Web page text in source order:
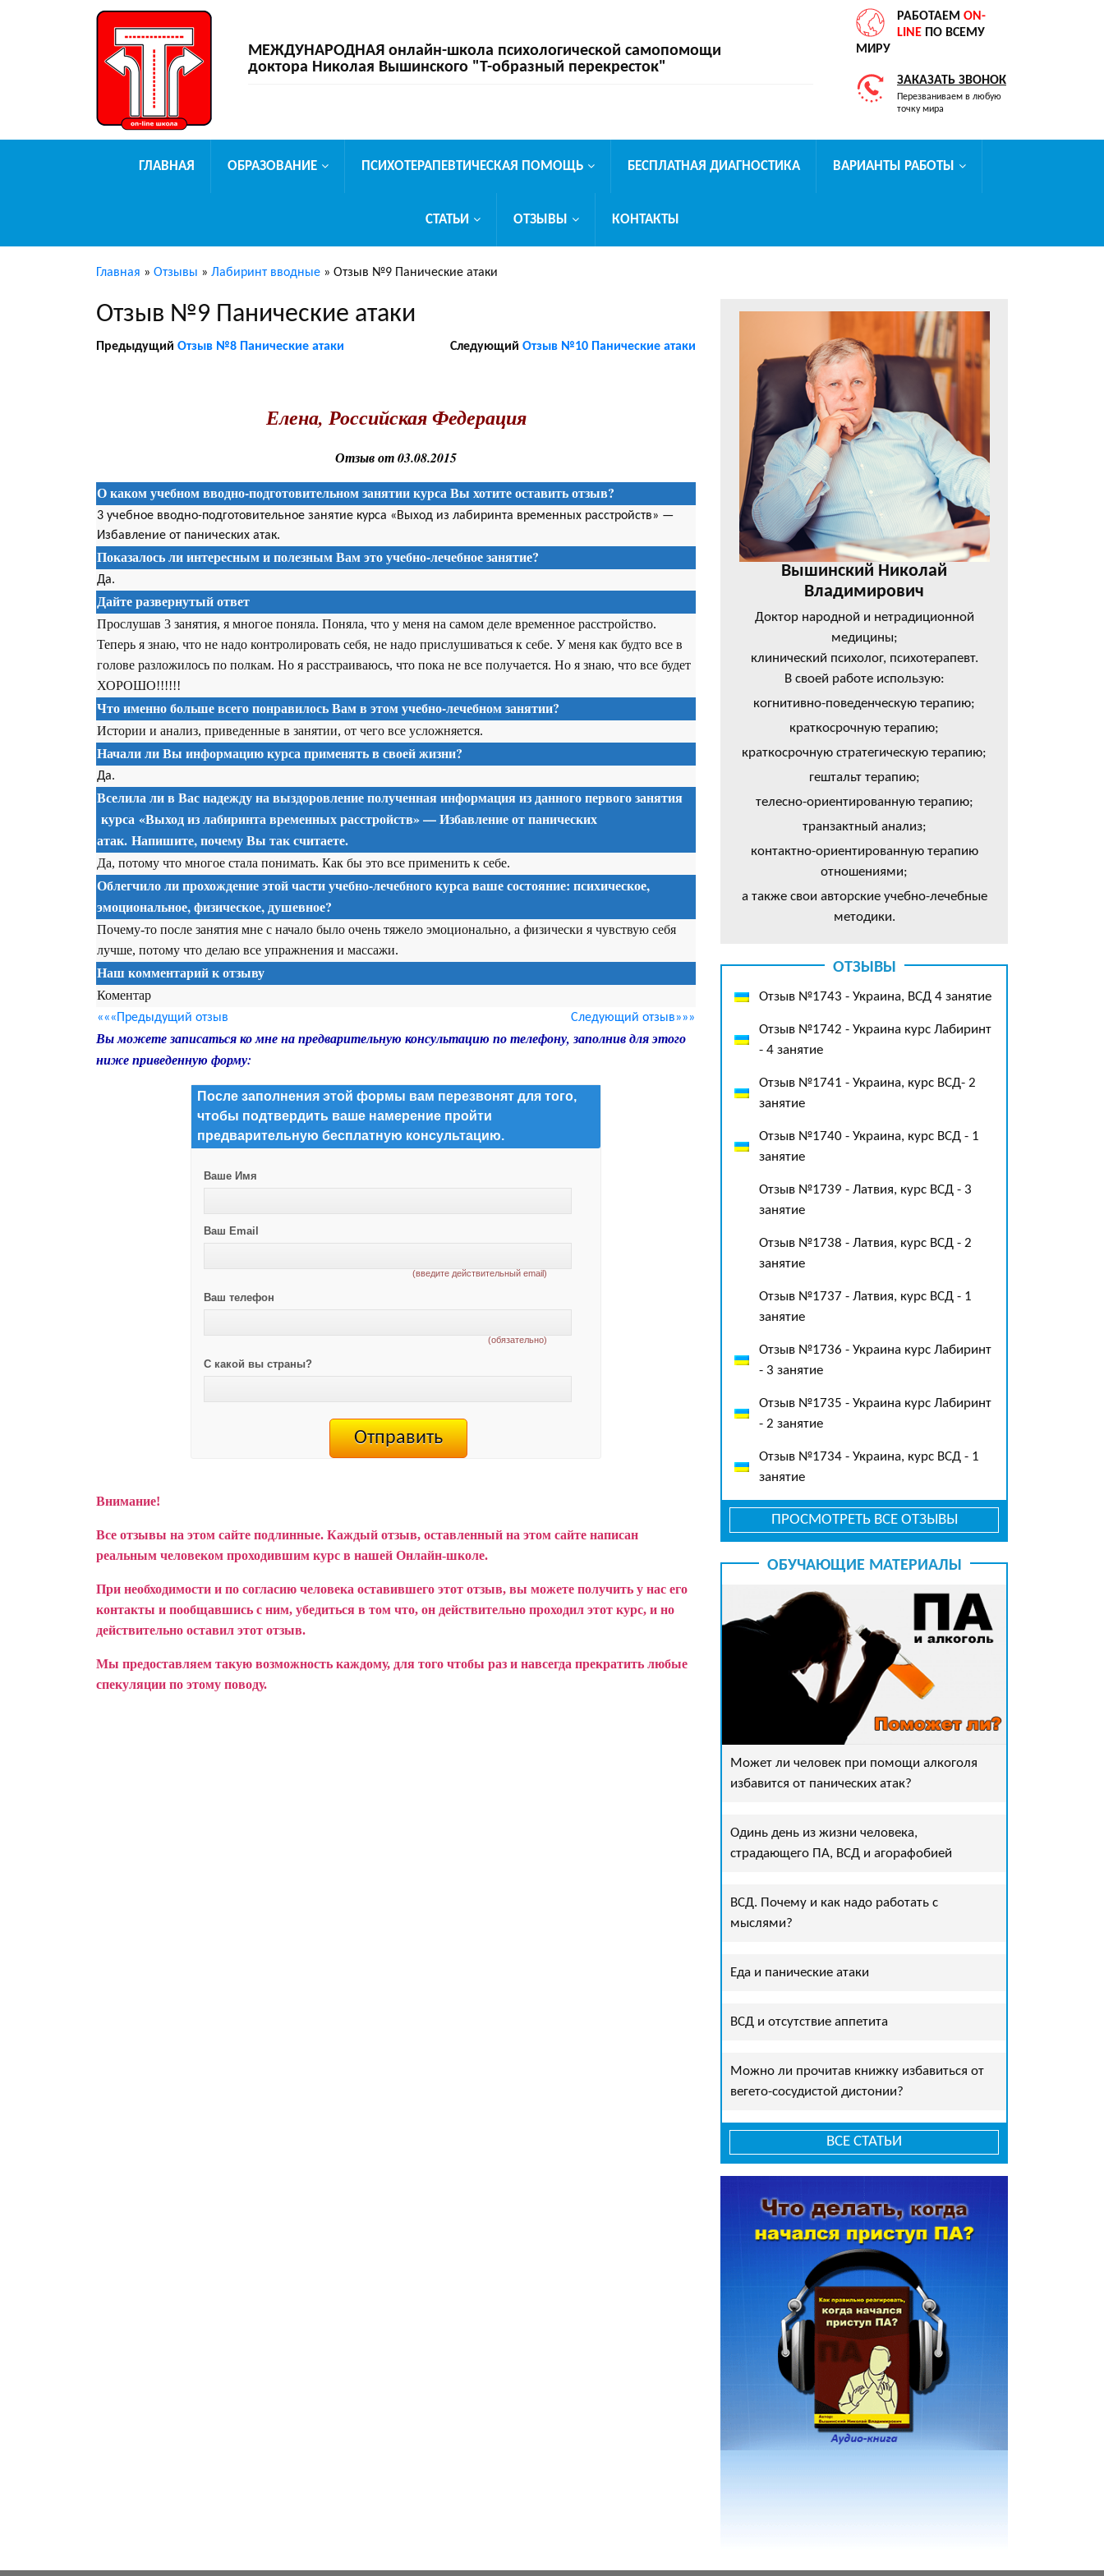
МЕЖДУНАРОДНАЯ онлайн-школа психологической самопомощи
доктора Николая Вышинского "Т-образный перекресток"
РАБОТАЕМ ON-
LINE ПО ВСЕМУ
МИРУ
ЗАКАЗАТЬ ЗВОНОК
Перезваниваем в любую
точку мира
ГЛАВНАЯ ОБРАЗОВАНИЕ ПСИХОТЕРАПЕВТИЧЕСКАЯ ПОМОЩЬ БЕСПЛАТНАЯ ДИАГНОСТИКА ВАРИАНТЫ РАБОТЫ
СТАТЬИ ОТЗЫВЫ КОНТАКТЫ
Главная » Отзывы » Лабиринт вводные » Отзыв №9 Панические атаки
Отзыв №9 Панические атаки
Предыдущий Отзыв №8 Панические атаки Следующий Отзыв №10 Панические атаки
Елена, Российская Федерация
Отзыв от 03.08.2015
О каком учебном вводно-подготовительном занятии курса Вы хотите оставить отзыв?
3 учебное вводно-подготовительное занятие курса «Выход из лабиринта временных расстройств» —
Избавление от панических атак.
Показалось ли интересным и полезным Вам это учебно-лечебное занятие?
Да.
Дайте развернутый ответ
Прослушав 3 занятия, я многое поняла. Поняла, что у меня на самом деле временное расстройство.
Теперь я знаю, что не надо контролировать себя, не надо прислушиваться к себе. У меня как будто все в
голове разложилось по полкам. Но я расстраиваюсь, что пока не все получается. Но я знаю, что все будет
ХОРОШО!!!!!!
Что именно больше всего понравилось Вам в этом учебно-лечебном занятии?
Истории и анализ, приведенные в занятии, от чего все усложняется.
Начали ли Вы информацию курса применять в своей жизни?
Да.
Вселила ли в Вас надежду на выздоровление полученная информация из данного первого занятия
курса «Выход из лабиринта временных расстройств» — Избавление от панических
атак. Напишите, почему Вы так считаете.
Да, потому что многое стала понимать. Как бы это все применить к себе.
Облегчило ли прохождение этой части учебно-лечебного курса ваше состояние: психическое,
эмоциональное, физическое, душевное?
Почему-то после занятия мне с начало было очень тяжело эмоционально, а физически я чувствую себя
лучше, потому что делаю все упражнения и массажи.
Наш комментарий к отзыву
Коментар
«««Предыдущий отзыв Следующий отзыв»»»
Вы можете записаться ко мне на предварительную консультацию по телефону, заполнив для этого
ниже приведенную форму:
После заполнения этой формы вам перезвонят для того,
чтобы подтвердить ваше намерение пройти
предварительную бесплатную консультацию.
Ваше Имя
Ваш Email
(введите действительный email)
Ваш телефон
(обязательно)
С какой вы страны?
Внимание!
Все отзывы на этом сайте подлинные. Каждый отзыв, оставленный на этом сайте написан
реальным человеком проходившим курс в нашей Онлайн-школе.
При необходимости и по согласию человека оставившего этот отзыв, вы можете получить у нас его
контакты и пообщавшись с ним, убедиться в том что, он действительно проходил этот курс, и но
действительно оставил этот отзыв.
Мы предоставляем такую возможность каждому, для того чтобы раз и навсегда прекратить любые
спекуляции по этому поводу.
Вышинский Николай
Владимирович
Доктор народной и нетрадиционной
медицины;
клинический психолог, психотерапевт.
В своей работе использую:
когнитивно-поведенческую терапию;
краткосрочную терапию;
краткосрочную стратегическую терапию;
гештальт терапию;
телесно-ориентированную терапию;
транзактный анализ;
контактно-ориентированную терапию
отношениями;
а также свои авторские учебно-лечебные
методики.
ОТЗЫВЫ
Отзыв №1743 - Украина, ВСД 4 занятие
Отзыв №1742 - Украина курс Лабиринт
- 4 занятие
Отзыв №1741 - Украина, курс ВСД- 2
занятие
Отзыв №1740 - Украина, курс ВСД - 1
занятие
Отзыв №1739 - Латвия, курс ВСД - 3
занятие
Отзыв №1738 - Латвия, курс ВСД - 2
занятие
Отзыв №1737 - Латвия, курс ВСД - 1
занятие
Отзыв №1736 - Украина курс Лабиринт
- 3 занятие
Отзыв №1735 - Украина курс Лабиринт
- 2 занятие
Отзыв №1734 - Украина, курс ВСД - 1
занятие
ПРОСМОТРЕТЬ ВСЕ ОТЗЫВЫ
ОБУЧАЮЩИЕ МАТЕРИАЛЫ
Может ли человек при помощи алкоголя
избавится от панических атак?
Одинь день из жизни человека,
страдающего ПА, ВСД и агорафобией
ВСД. Почему и как надо работать с
мыслями?
Еда и панические атаки
ВСД и отсутствие аппетита
Можно ли прочитав книжку избавиться от
вегето-сосудистой дистонии?
ВСЕ СТАТЬИ